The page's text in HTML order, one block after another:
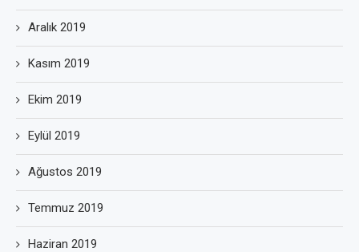
Aralık 2019
Kasım 2019
Ekim 2019
Eylül 2019
Ağustos 2019
Temmuz 2019
Haziran 2019